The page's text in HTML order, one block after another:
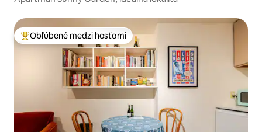
Najobľúbenejšie medzi hosťami
Obľúbené medzi hosťami